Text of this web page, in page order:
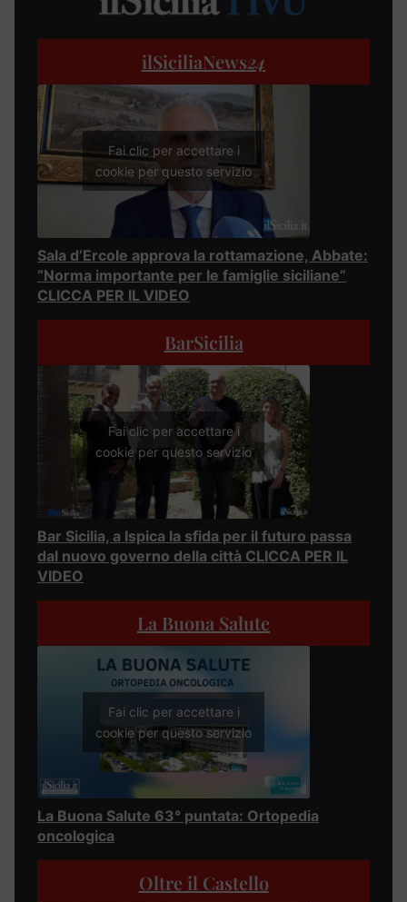
ilSiciliaNews24
Fai clic per accettare i
cookie per questo servizio
Sala d’Ercole approva la rottamazione, Abbate:
“Norma importante per le famiglie siciliane”
CLICCA PER IL VIDEO
BarSicilia
Fai clic per accettare i
cookie per questo servizio
Bar Sicilia, a Ispica la sfida per il futuro passa
dal nuovo governo della città CLICCA PER IL
VIDEO
La Buona Salute
Fai clic per accettare i
cookie per questo servizio
La Buona Salute 63° puntata: Ortopedia
oncologica
Oltre il Castello